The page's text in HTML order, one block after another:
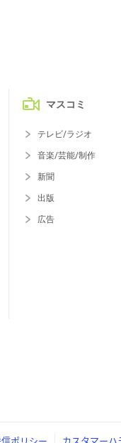
マスコミ
テレビ/ラジオ
音楽/芸能/制作
新聞
出版
広告